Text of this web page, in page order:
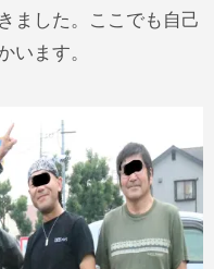
ました。ここでも自己
います。